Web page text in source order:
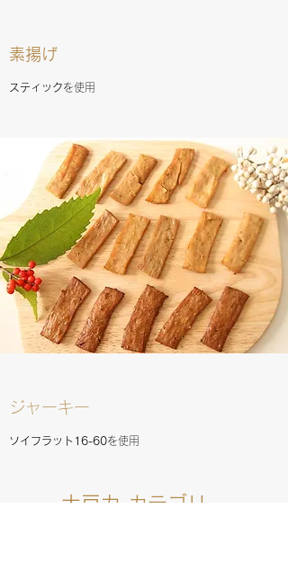
素揚げ
スティックを使用
​ジャーキー
ソイフラット16-60を使用
大豆力 カテゴリー